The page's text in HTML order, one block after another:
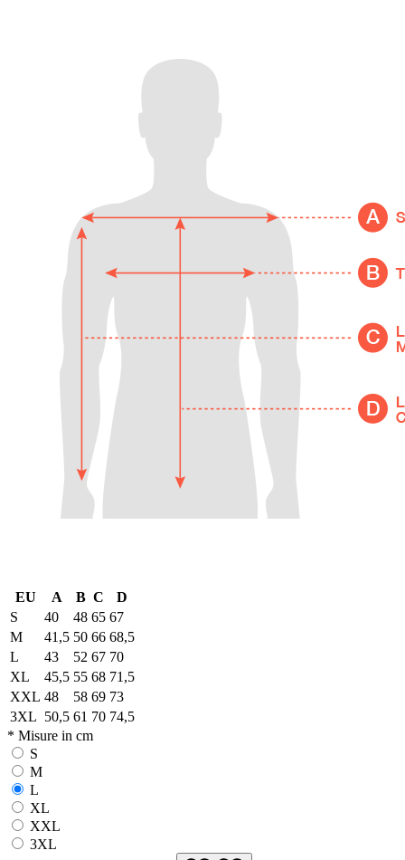
EU A B C
D
S
40 48 65 67
M
41,5 50 66 68,5
L
43 52 67 70
XL
45,5 55 68 71,5
XXL 48 58 69 73
3XL 50,5 61 70 74,5
* Misure in cm
S
M
L
XL
XXL
3XL